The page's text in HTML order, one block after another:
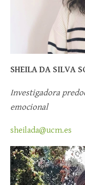
SHEILA DA SILVA
Investigadora
emocional
sheilada@ucm.es